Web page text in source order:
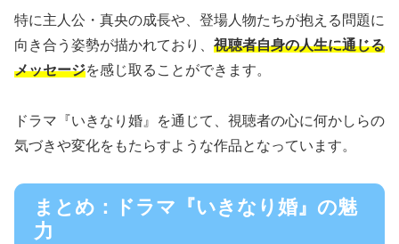
特に主人公・真央の成長や、登場人物たちが抱える問題に
向き合う姿勢が描かれており、 視聴者自身の人生に通じる
メッセージを感じ取ることができます。
ドラマ『いきなり婚』を通じて、視聴者の心に何かしらの
気づきや変化をもたらすような作品となっています。
まとめ：ドラマ『いきなり婚』の魅
力